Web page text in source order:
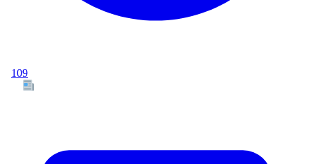
109